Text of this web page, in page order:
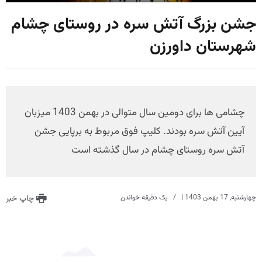
جشن بزرگ آتش سره در روستای چشام
شهرستان داورزن
چشامی ها برای دومین سال متوالی در بهمن 1403 میزبان
آیین آتش سره بودند. کلیپ فوق مربوط به برپایی جشن
آتش سره روستای چشام در سال گذشته است
چهارشنبه, 17 بهمن 1403 | یک دقیقه خواندن چاپ خبر